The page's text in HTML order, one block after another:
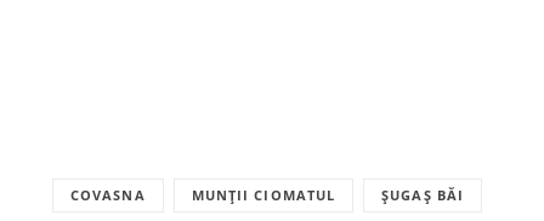
COVASNA MUNȚII CIOMATUL ȘUGAȘ BĂI